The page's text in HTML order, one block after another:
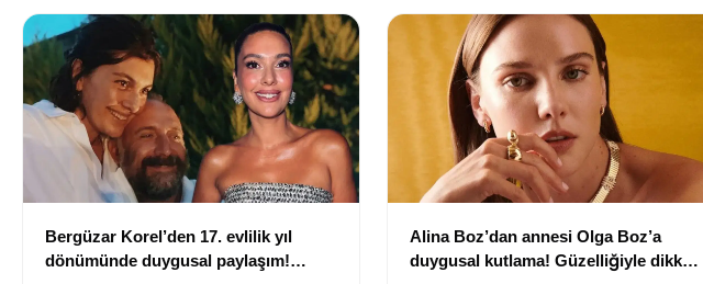
Bergüzar Korel’den 17. evlilik yıl
dönümünde duygusal paylaşım!
Alina Boz’dan annesi Olga Boz’a
duygusal kutlama! Güzelliğiyle dikkat